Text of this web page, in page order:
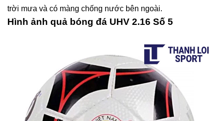
trời mưa và có màng chống nước bên ngoài.
Hình ảnh quả bóng đá UHV 2.16 Số 5